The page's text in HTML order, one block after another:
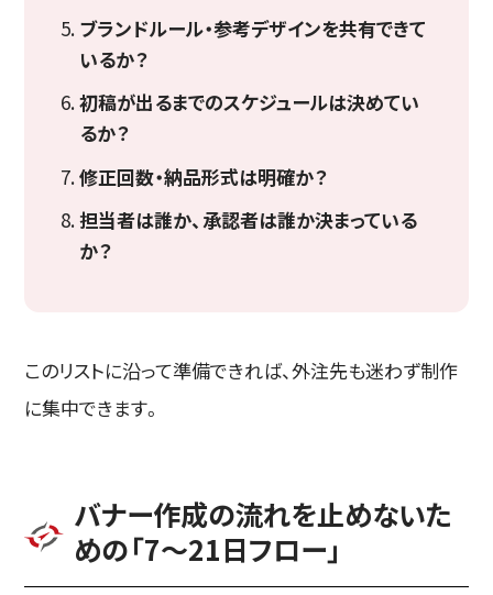
ブランドルール・参考デザインを共有できて
いるか？
初稿が出るまでのスケジュールは決めてい
るか？
修正回数・納品形式は明確か？
担当者は誰か、承認者は誰か決まっている
か？
このリストに沿って準備できれば、外注先も迷わず制作
に集中できます。
バナー作成の流れを止めないた
めの「7〜21日フロー」